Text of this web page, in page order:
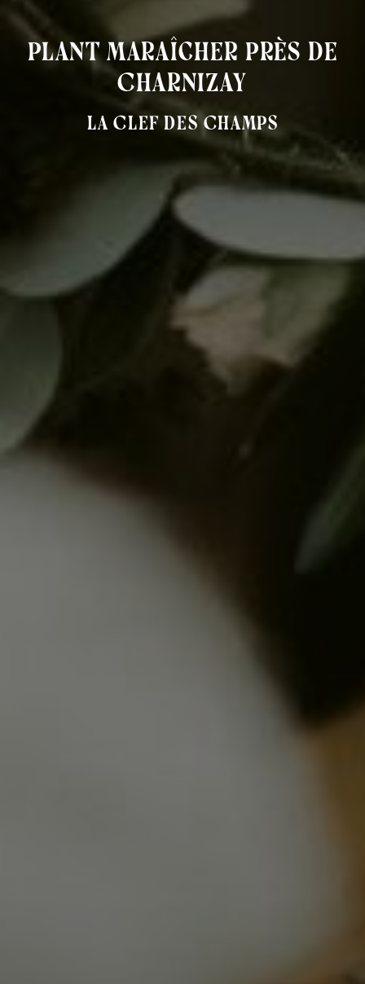
plant maraîcher près de
Charnizay
La Clef des Champs